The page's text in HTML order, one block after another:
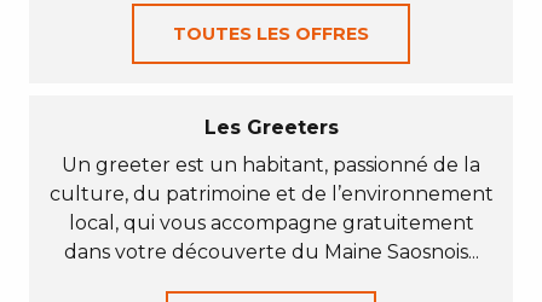
TOUTES LES OFFRES
Les Greeters
Un greeter est un habitant, passionné de la
culture, du patrimoine et de l’environnement
local, qui vous accompagne gratuitement
dans votre découverte du Maine Saosnois...